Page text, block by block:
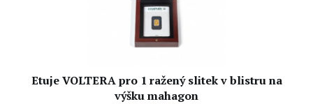
Etuje VOLTERA pro 1 ražený slitek v blistru na
výšku mahagon